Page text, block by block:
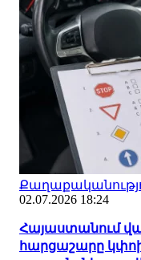
02.07.2026 18:24
Հայաստանում
հարցաշարը